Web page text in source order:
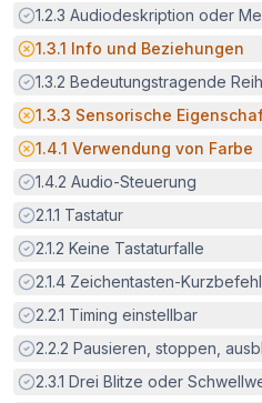
Erfüllt:
1.2.3 Audiodeskription oder
Potenzielle Barriere:
1.3.1 Info und Beziehungen
Erfüllt:
1.3.2 Bedeutungstragende
Potenzielle Barriere:
1.3.3 Sensorische
Potenzielle Barriere:
1.4.1 Verwendung von Farbe
Erfüllt:
1.4.2 Audio-Steuerung
Erfüllt:
2.1.1 Tastatur
Erfüllt:
2.1.2 Keine Tastaturfalle
Erfüllt:
2.1.4 Zeichentasten-
Erfüllt:
2.2.1 Timing einstellbar
Erfüllt:
2.2.2 Pausieren, stoppen,
Erfüllt:
2.3.1 Drei Blitze oder